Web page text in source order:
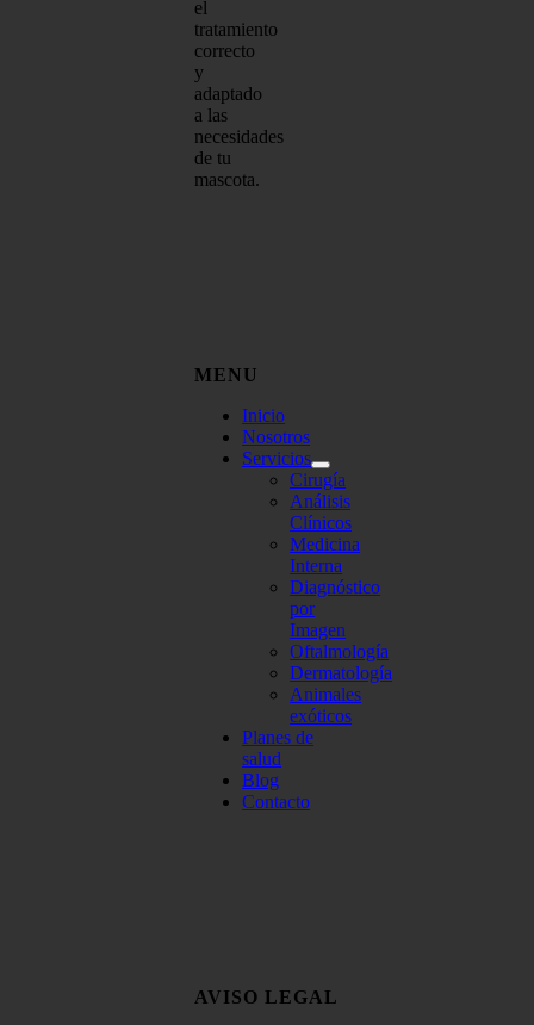
el
tratamiento
correcto
y
adaptado
a las
necesidades
de tu
mascota.
MENU
Inicio
Nosotros
Servicios
Cirugía
Análisis
Clínicos
Medicina
Interna
Diagnóstico
por
Imagen
Oftalmología
Dermatología
Animales
exóticos
Planes de
salud
Blog
Contacto
AVISO LEGAL